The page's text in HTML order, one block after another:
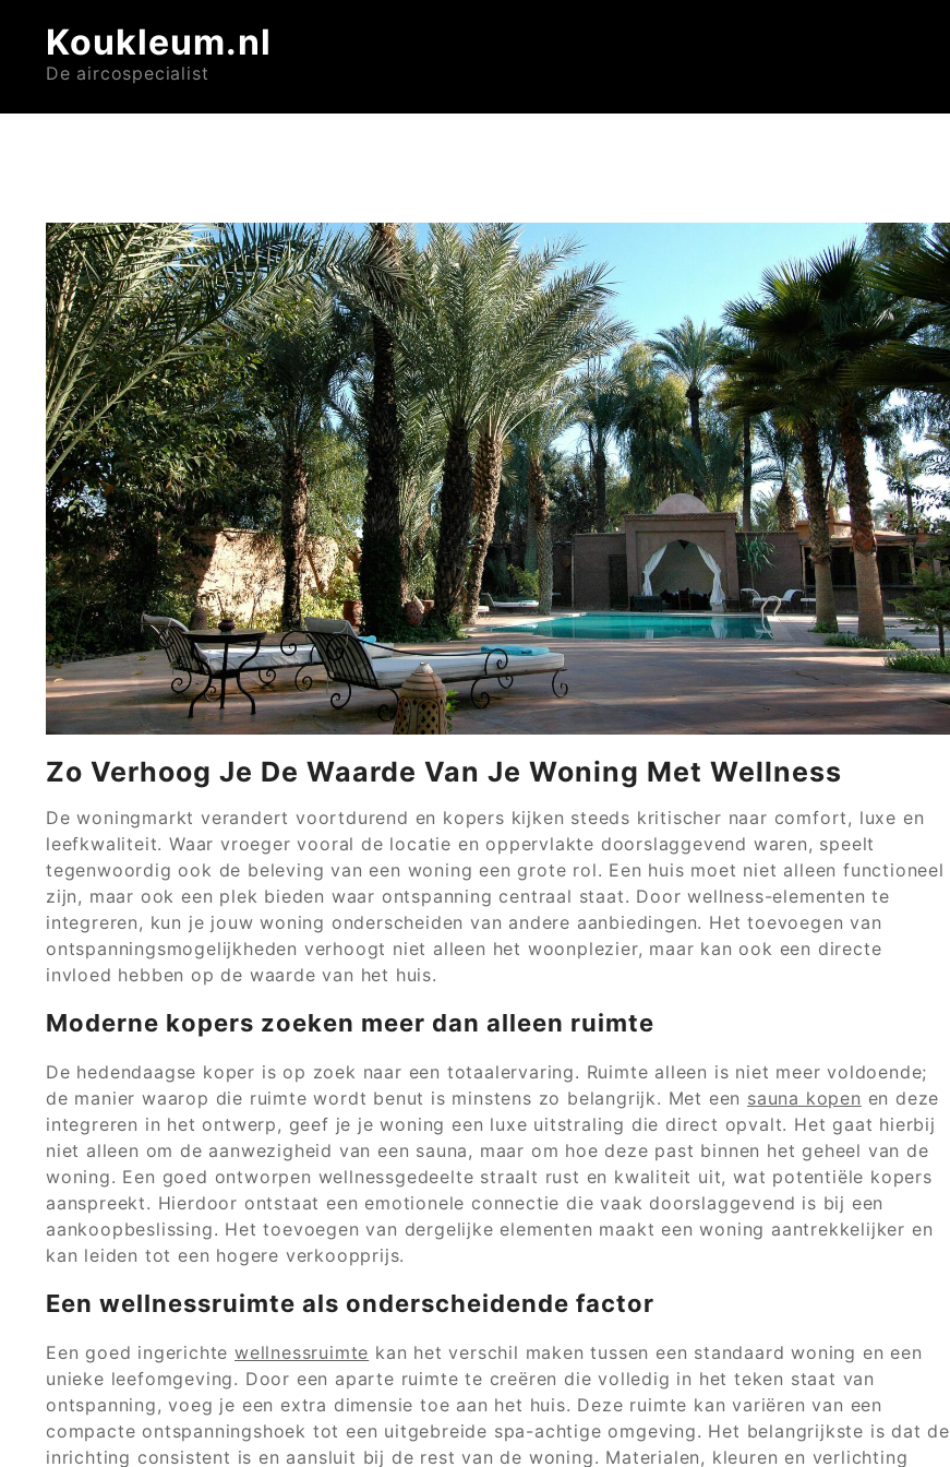
Koukleum.nl
De aircospecialist
Zo Verhoog Je De Waarde Van Je Woning Met Wellness
De woningmarkt verandert voortdurend en kopers kijken steeds kritischer naar comfort, luxe en
leefkwaliteit. Waar vroeger vooral de locatie en oppervlakte doorslaggevend waren, speelt
tegenwoordig ook de beleving van een woning een grote rol. Een huis moet niet alleen functioneel
zijn, maar ook een plek bieden waar ontspanning centraal staat. Door wellness-elementen te
integreren, kun je jouw woning onderscheiden van andere aanbiedingen. Het toevoegen van
ontspanningsmogelijkheden verhoogt niet alleen het woonplezier, maar kan ook een directe
invloed hebben op de waarde van het huis.
Moderne kopers zoeken meer dan alleen ruimte
De hedendaagse koper is op zoek naar een totaalervaring. Ruimte alleen is niet meer voldoende;
de manier waarop die ruimte wordt benut is minstens zo belangrijk. Met een sauna kopen en deze
integreren in het ontwerp, geef je je woning een luxe uitstraling die direct opvalt. Het gaat hierbij
niet alleen om de aanwezigheid van een sauna, maar om hoe deze past binnen het geheel van de
woning. Een goed ontworpen wellnessgedeelte straalt rust en kwaliteit uit, wat potentiële kopers
aanspreekt. Hierdoor ontstaat een emotionele connectie die vaak doorslaggevend is bij een
aankoopbeslissing. Het toevoegen van dergelijke elementen maakt een woning aantrekkelijker en
kan leiden tot een hogere verkoopprijs.
Een wellnessruimte als onderscheidende factor
Een goed ingerichtewellnessruimte kan het verschil maken tussen een standaard woning en een
unieke leefomgeving. Door een aparte ruimte te creëren die volledig in het teken staat van
ontspanning, voeg je een extra dimensie toe aan het huis. Deze ruimte kan variëren van een
compacte ontspanningshoek tot een uitgebreide spa-achtige omgeving. Het belangrijkste is dat de
inrichting consistent is en aansluit bij de rest van de woning. Materialen, kleuren en verlichting